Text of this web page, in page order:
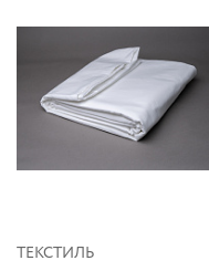
ТЕКСТИЛЬ